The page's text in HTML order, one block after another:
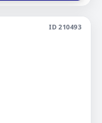
ID 210493